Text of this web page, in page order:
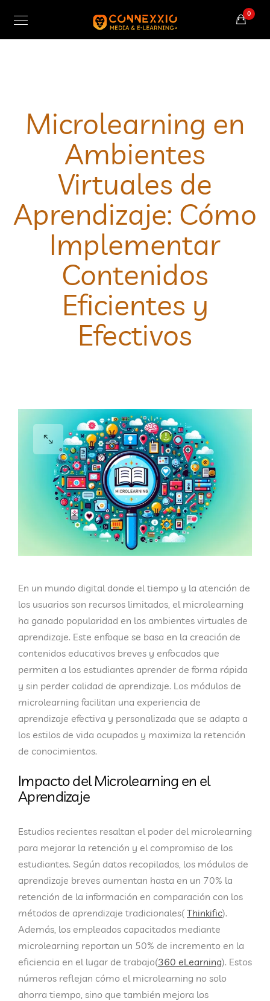
0
Microlearning en
Ambientes
Virtuales de
Aprendizaje: Cómo
Implementar
Contenidos
Eficientes y
Efectivos
En un mundo digital donde el tiempo y la atención de
los usuarios son recursos limitados, el microlearning
ha ganado popularidad en los ambientes virtuales de
aprendizaje. Este enfoque se basa en la creación de
contenidos educativos breves y enfocados que
permiten a los estudiantes aprender de forma rápida
y sin perder calidad de aprendizaje. Los módulos de
microlearning facilitan una experiencia de
aprendizaje efectiva y personalizada que se adapta a
los estilos de vida ocupados y maximiza la retención
de conocimientos.
Impacto del Microlearning en el
Aprendizaje
Estudios recientes resaltan el poder del microlearning
para mejorar la retención y el compromiso de los
estudiantes. Según datos recopilados, los módulos de
aprendizaje breves aumentan hasta en un 70% la
retención de la información en comparación con los
métodos de aprendizaje tradicionales​( Thinkific).
Además, los empleados capacitados mediante
microlearning reportan un 50% de incremento en la
eficiencia en el lugar de trabajo​(360 eLearning). Estos
números reflejan cómo el microlearning no solo
ahorra tiempo, sino que también mejora los